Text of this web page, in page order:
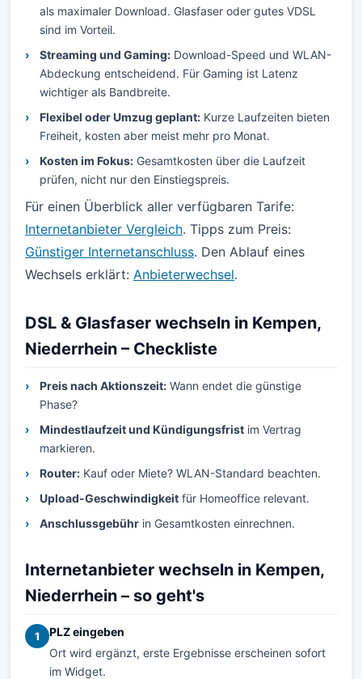
als maximaler Download. Glasfaser oder gutes VDSL
sind im Vorteil.
Streaming und Gaming: Download-Speed und WLAN-
Abdeckung entscheidend. Für Gaming ist Latenz
wichtiger als Bandbreite.
Flexibel oder Umzug geplant: Kurze Laufzeiten bieten
Freiheit, kosten aber meist mehr pro Monat.
Kosten im Fokus: Gesamtkosten über die Laufzeit
prüfen, nicht nur den Einstiegspreis.
Für einen Überblick aller verfügbaren Tarife:
Internetanbieter Vergleich. Tipps zum Preis:
Günstiger Internetanschluss. Den Ablauf eines
Wechsels erklärt: Anbieterwechsel.
DSL & Glasfaser wechseln in Kempen,
Niederrhein – Checkliste
Preis nach Aktionszeit: Wann endet die günstige
Phase?
Mindestlaufzeit und Kündigungsfrist im Vertrag
markieren.
Router: Kauf oder Miete? WLAN-Standard beachten.
Upload-Geschwindigkeit für Homeoffice relevant.
Anschlussgebühr in Gesamtkosten einrechnen.
Internetanbieter wechseln in Kempen,
Niederrhein – so geht's
1
PLZ eingeben
Ort wird ergänzt, erste Ergebnisse erscheinen sofort
im Widget.